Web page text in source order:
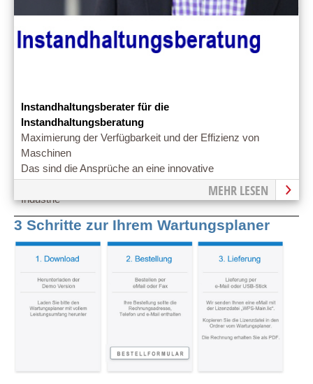
Instandhaltungsberater für die
Instandhaltungsberatung
Maximierung der Verfügbarkeit und der Effizienz von
Maschinen
Das sind die Ansprüche an eine innovative
Instandhaltungsberatun. Wertschöpfungspartner in der
Industrie
MEHR LESEN
3 Schritte zur Ihrem Wartungsplaner